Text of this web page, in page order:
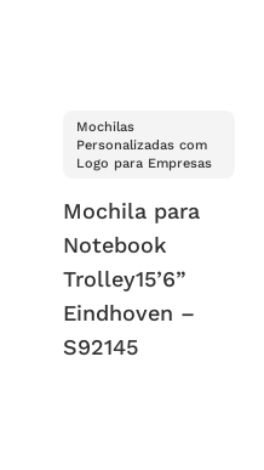
Mochilas
Personalizadas com
Logo para Empresas
Mochila para
Notebook
Trolley15’6”
Eindhoven –
S92145